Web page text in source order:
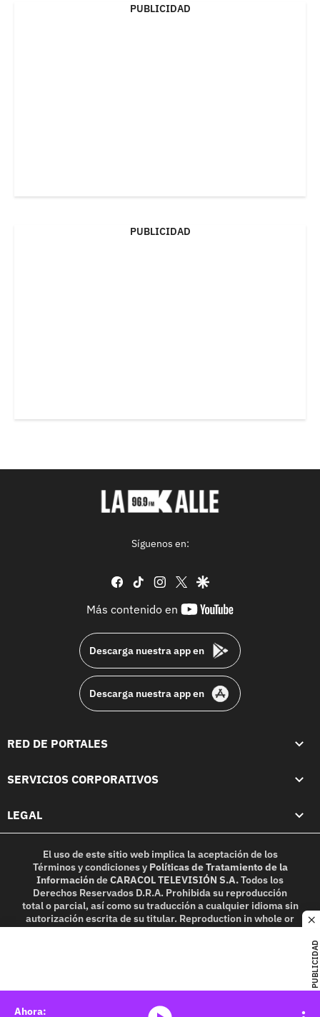
PUBLICIDAD
PUBLICIDAD
PUBLICIDAD
Síguenos en:
facebook
tiktok instagram
twittergoogle
Más contenido en
youtube-
Descarga nuestra app en
Descarga nuestra app en
RED DE PORTALES
SERVICIOS CORPORATIVOS
LEGAL
El uso de este sitio web implica la aceptación de los
Términos y condicionesy Políticas de Tratamiento de la
InformacióndeCARACOL TELEVISIÓN S.A.Todos los
Derechos Reservados D.R.A. Prohibida su reproducción
total o parcial, así como su traducción a cualquier idioma sin
autorización escrita de su titular. Reproduction in whole or
in part, or translation without written permission is